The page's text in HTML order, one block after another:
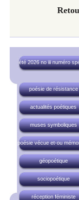
été 2026 no iii numéro
poésie de résistance
actualités poétiques
muses symboliques
poésie vécue et-ou
géopoétique
sociopoétique
réception féministe